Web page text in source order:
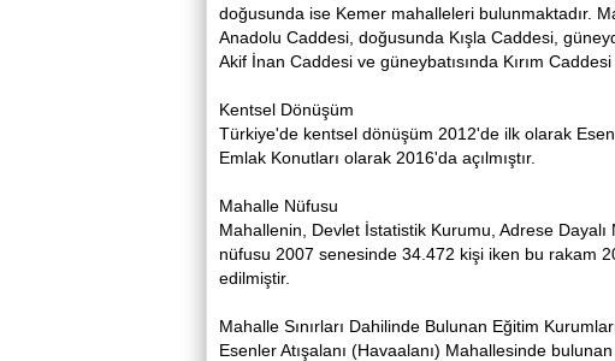
doğusunda ise Kemer mahalleleri bulunmaktadır.
Anadolu Caddesi, doğusunda Kışla Caddesi,
Akif İnan Caddesi ve güneybatısında Kırım
Kentsel Dönüşüm
Türkiye'de kentsel dönüşüm 2012'de ilk olarak
Emlak Konutları olarak 2016'da açılmıştır.
Mahalle Nüfusu
Mahallenin, Devlet İstatistik Kurumu, Adrese
nüfusu 2007 senesinde 34.472 kişi iken bu rakam
edilmiştir.
Mahalle Sınırları Dahilinde Bulunan Eğitim
Esenler Atışalanı (Havaalanı) Mahallesinde